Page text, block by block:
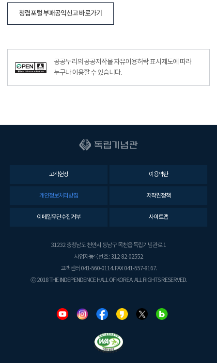
청렴포털 부패공익신고 바로가기
공공누리의 공공저작물 자유이용허락 표시제도에 따라
누구나 이용할 수 있습니다.
고객헌장 이용약관
개인정보처리방침 저작권정책
이메일무단수집거부 사이트맵
31232 충청남도 천안시 동남구 목천읍 독립기념관로 1
사업자등록번호 : 312-82-02552
고객센터 041-560-0114. FAX 041-557-8167.
ⓒ 2018 THE INDEPENDENCE HALL OF KOREA. ALL RIGHTS RESERVED.